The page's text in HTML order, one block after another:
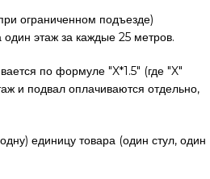
ограниченном подъезде)
этаж за каждые 25 метров.
по формуле "X*1.5" (где "X"
и подвал оплачиваются отдельно,
единицу товара (один стул, один